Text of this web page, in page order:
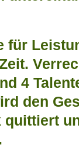
für
4
den